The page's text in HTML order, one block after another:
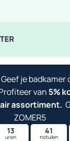
je badkamer
van 5%
assortiment.
ZOMER5
13
uren
41
notulen